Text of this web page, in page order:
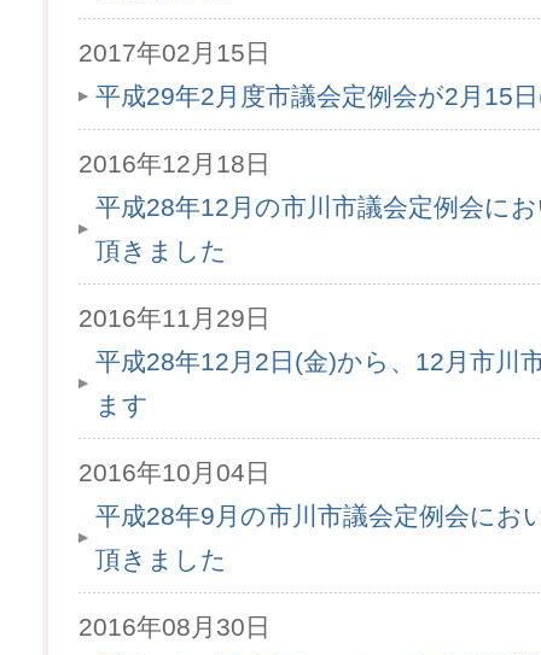
2017年02月15日
平成29年2月度市議会定例会が2月15
2016年12月18日
平成28年12月の市川市議会定例会に
頂きました
2016年11月29日
平成28年12月2日(金)から、12月市川
ます
2016年10月04日
平成28年9月の市川市議会定例会にお
頂きました
2016年08月30日